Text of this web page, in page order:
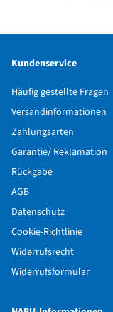
Kundenservice
Häufig gestellte Fragen
Versandinformationen
Zahlungsarten
Garantie/ Reklamation
Rückgabe
AGB
Datenschutz
Cookie-Richtlinie
Widerrufsrecht
Widerrufsformular